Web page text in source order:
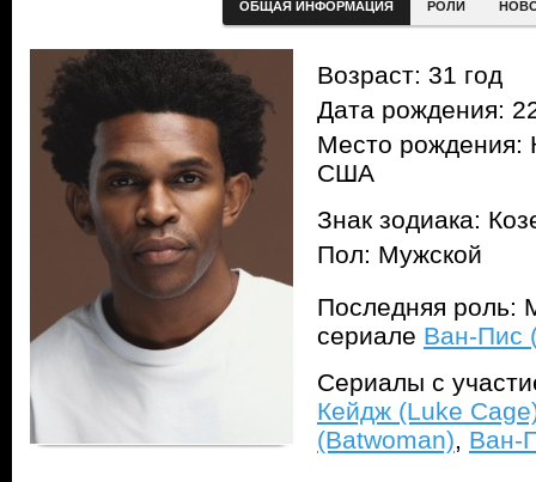
ОБЩАЯ ИНФОРМАЦИЯ РОЛИ
Возраст: 31 год
Дата рождения:
Место рождения:
США
Знак зодиака:
Пол: Мужской
Последняя роль:
сериале Ван-Пис
Сериалы с
Кейдж (Luke
(Batwoman), Ван-